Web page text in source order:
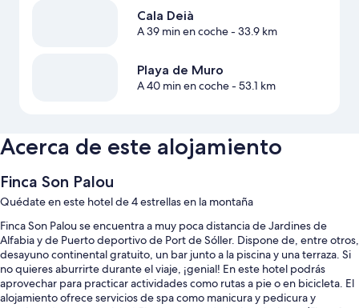
Cala Deià
A 39 min en coche- 33.9 km
Playa de Muro
A 40 min en coche- 53.1 km
Acerca de este alojamiento
Finca Son Palou
Quédate en este hotel de 4 estrellas en la montaña
Finca Son Palou se encuentra a muy poca distancia de Jardines de
Alfabia y de Puerto deportivo de Port de Sóller. Dispone de, entre otros,
desayuno continental gratuito, un bar junto a la piscina y una terraza. Si
no quieres aburrirte durante el viaje, ¡genial! En este hotel podrás
aprovechar para practicar actividades como rutas a pie o en bicicleta. El
alojamiento ofrece servicios de spa como manicura y pedicura y